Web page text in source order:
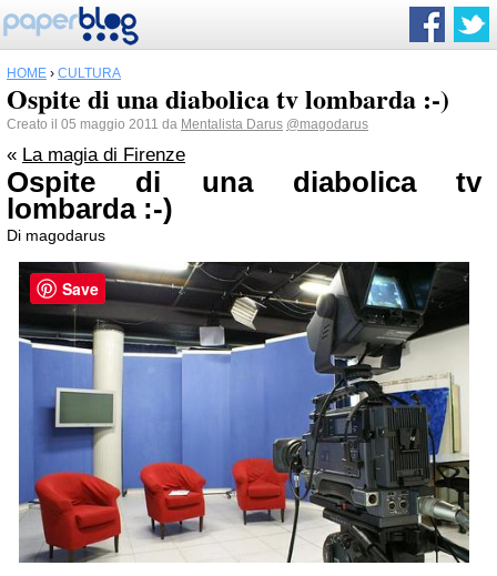
HOME › CULTURA
Ospite di una diabolica tv lombarda :-)
Creato il 05 maggio 2011 da Mentalista Darus @magodarus
« La magia di Firenze
Ospite di una diabolica tv
lombarda :-)
Di magodarus
Save